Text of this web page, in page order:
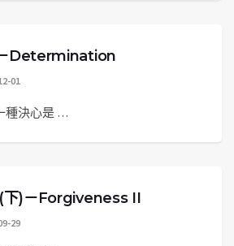
Determination
01
種決心是 …
下)－Forgiveness II
29